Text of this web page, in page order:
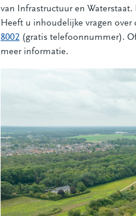
van Infrastructuur en Waterstaat.
Heeft u inhoudelijke vragen over
8002 (gratis telefoonnummer).
meer informatie.